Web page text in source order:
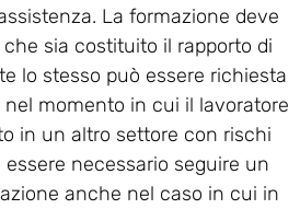
La formazione deve
sia costituito il rapporto di
lo stesso può essere richiesta
momento in cui il lavoratore
in un altro settore con rischi
necessario seguire un
anche nel caso in cui in